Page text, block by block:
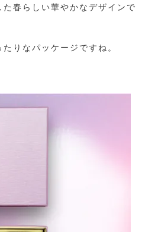
春らしい華やかなデザインで
りなパッケージですね。